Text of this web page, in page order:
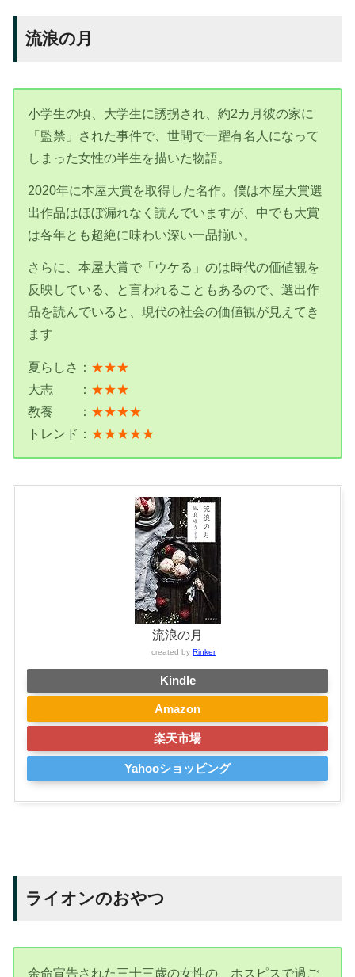
流浪の月
小学生の頃、大学生に誘拐され、約2カ月彼の家に
「監禁」された事件で、世間で一躍有名人になって
しまった女性の半生を描いた物語。
2020年に本屋大賞を取得した名作。僕は本屋大賞選
出作品はほぼ漏れなく読んでいますが、中でも大賞
は各年とも超絶に味わい深い一品揃い。
さらに、本屋大賞で「ウケる」のは時代の価値観を
反映している、と言われることもあるので、選出作
品を読んでいると、現代の社会の価値観が見えてき
ます
夏らしさ： ★★★
大志 ： ★★★
教養 ： ★★★★
トレンド： ★★★★★
流浪の月
created by Rinker
Kindle
Amazon
楽天市場
Yahooショッピング
ライオンのおやつ
余命宣告された三十三歳の女性の、ホスピスで過ご